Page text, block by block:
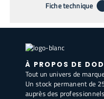
Fiche technique
À PROPOS DE DOD
Tout un univers de
Un stock permanent de
auprès des